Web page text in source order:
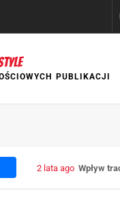
PUBLIKACJI
2 lata ago Wpływ